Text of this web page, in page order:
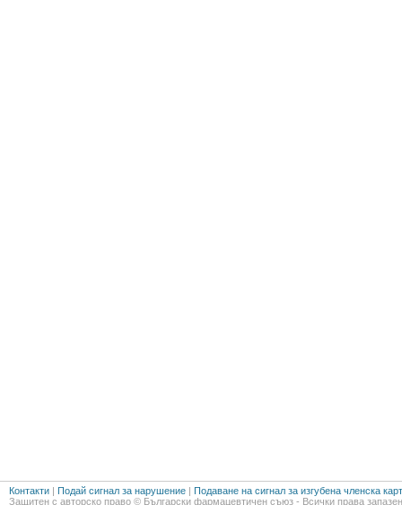
Контакти | Подай сигнал за нарушение | Подаване на сигнал за изгубена членска
Защитен с авторско право © Български фармацевтичен съюз - Всички права